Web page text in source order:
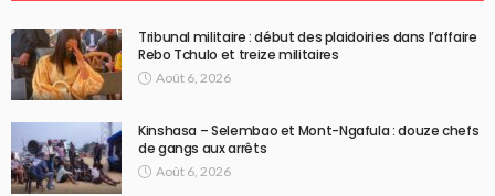
Tribunal militaire : début des plaidoiries dans l’affaire
Rebo Tchulo et treize militaires
Août 6, 2026
Kinshasa – Selembao et Mont-Ngafula : douze chefs
de gangs aux arrêts
Août 6, 2026